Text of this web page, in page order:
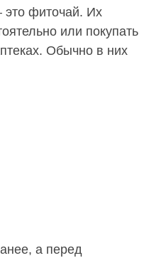
это фиточай. Их
или покупать
Обычно в них
а перед